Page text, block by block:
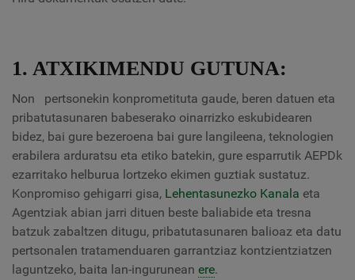
1. ATXIKIMENDU GUTUNA:
Non
pertsonekin konprometituta gaude, beren datuen eta
pribatutasunaren babeserako oinarrizko eskubidearen
bidez, bai gure bezeroena bai gure langileena, teknologien
erabilera arduratsu eta etiko batekin, gure esparrutik AEPDk
ezarritako helburua lortzeko ekimen guztiak sustatuz.
Konpromiso gehigarri gisa, Lehentasunezko Kanala eta
Agentziak abian jarri dituen beste baliabide eta tresna
batzuk zabaltzen ditugu, pribatutasunaren balioaz eta datu
pertsonalen tratamenduaren garrantziaz kontzientziatzen
laguntzeko, baita lan-ingurunean ere.